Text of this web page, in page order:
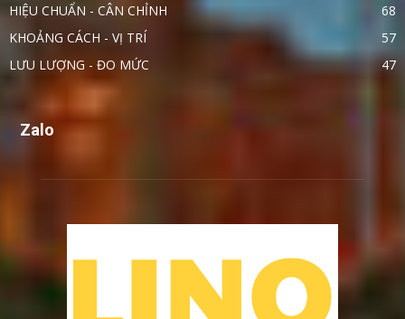
HIỆU CHUẨN - CÂN CHỈNH
68
KHOẢNG CÁCH - VỊ TRÍ
57
LƯU LƯỢNG - ĐO MỨC
47
Zalo